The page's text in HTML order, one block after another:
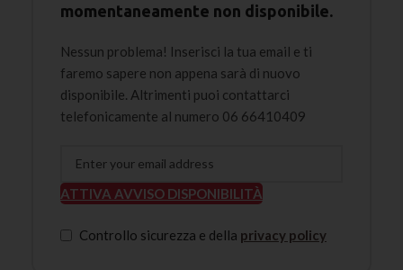
momentaneamente non disponibile.
Nessun problema! Inserisci la tua email e ti
faremo sapere non appena sarà di nuovo
disponibile. Altrimenti puoi contattarci
telefonicamente al numero 06 66410409
ATTIVA AVVISO DISPONIBILITÀ
Controllo sicurezza e della privacy policy